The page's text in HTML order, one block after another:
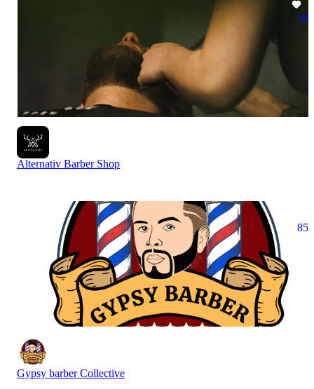
38
Alternativ Barber Shop
85
Gypsy barber Collective